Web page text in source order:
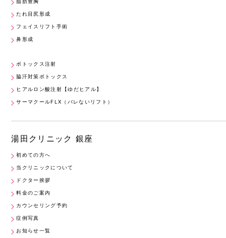
たれ目尻形成
フェイスリフト手術
鼻形成
ボトックス注射
脇汗対策ボトックス
ヒアルロン酸注射【ゆだヒアル】
サーマクールFLX（バレないリフト）
湯田クリニック 銀座
初めての方へ
当クリニックについて
ドクター挨拶
料金のご案内
カウンセリング予約
症例写真
お知らせ一覧